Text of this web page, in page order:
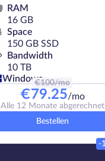
RAM
16 GB
Space
150 GB SSD
Bandwidth
10 TB
Windows
€100/mo
€79.25/mo
Alle 12 Monate abgerechnet
Bestellen
-